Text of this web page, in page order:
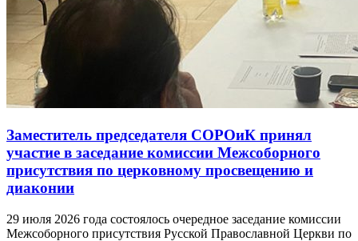
Заместитель председателя СОРОиК принял
участие в заседание комиссии Межсоборного
присутствия по церковному просвещению и
диаконии
29 июля 2026 года состоялось очередное заседание комиссии
Межсоборного присутствия Русской Православной Церкви по